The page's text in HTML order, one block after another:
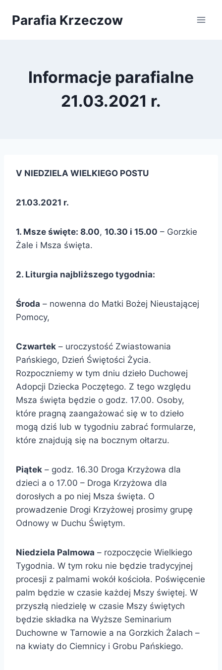
Parafia Krzeczow
Informacje parafialne
21.03.2021 r.
V NIEDZIELA WIELKIEGO POSTU
21.03.2021 r.
1. Msze święte: 8.00, 10.30 i 15.00 – Gorzkie
Żale i Msza święta.
2. Liturgia najbliższego tygodnia:
Środa – nowenna do Matki Bożej Nieustającej
Pomocy,
Czwartek – uroczystość Zwiastowania
Pańskiego, Dzień Świętości Życia.
Rozpoczniemy w tym dniu dzieło Duchowej
Adopcji Dziecka Poczętego. Z tego względu
Msza święta będzie o godz. 17.00. Osoby,
które pragną zaangażować się w to dzieło
mogą dziś lub w tygodniu zabrać formularze,
które znajdują się na bocznym ołtarzu.
Piątek – godz. 16.30 Droga Krzyżowa dla
dzieci a o 17.00 – Droga Krzyżowa dla
dorosłych a po niej Msza święta. O
prowadzenie Drogi Krzyżowej prosimy grupę
Odnowy w Duchu Świętym.
Niedziela Palmowa – rozpoczęcie Wielkiego
Tygodnia. W tym roku nie będzie tradycyjnej
procesji z palmami wokół kościoła. Poświęcenie
palm będzie w czasie każdej Mszy świętej. W
przyszłą niedzielę w czasie Mszy świętych
będzie składka na Wyższe Seminarium
Duchowne w Tarnowie a na Gorzkich Żalach –
na kwiaty do Ciemnicy i Grobu Pańskiego.